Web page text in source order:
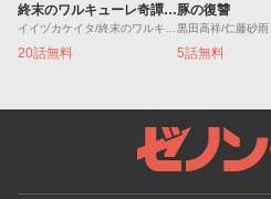
終末のワルキューレ奇譚 ジャック・ザ・リッパーの事件簿
20話無料
豚の復讐
黒田高祥/仁藤砂雨
5話無料